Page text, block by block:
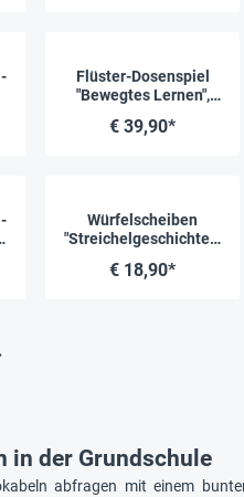
Flüster-Dosenspiel
"Bewegtes Lernen",
€ 39,90*
Würfelscheiben
"Streichelgeschichten"
€ 18,90*
in der Grundschule
abfragen mit einem